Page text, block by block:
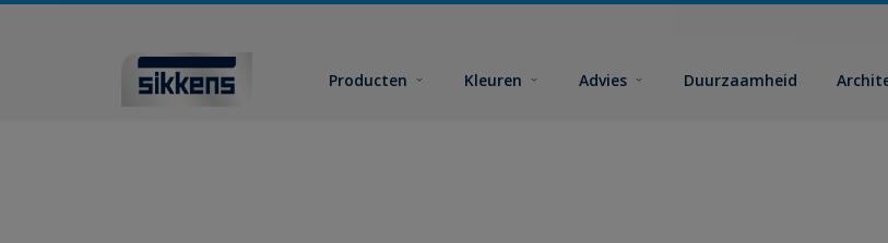
Producten Kleuren Advies Duurzaamheid